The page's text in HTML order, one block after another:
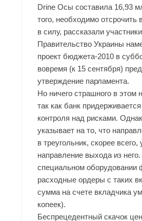
Drine Осы составила 16,93
того, необходимо отсрочить
в силу, рассказали
Правительство Украины
проект бюджета-2010 в
вовремя (к 15 сентября)
утверждение парламента.
Но ничего страшного в этом
так как банк
контроля над рисками.
указывает на то, что
в треугольник, скорее всего,
направление выхода из
специальном оборудовании
расходные ордеры с таких
сумма на счете вкладчика
копеек).
Беспрецедентный скачок